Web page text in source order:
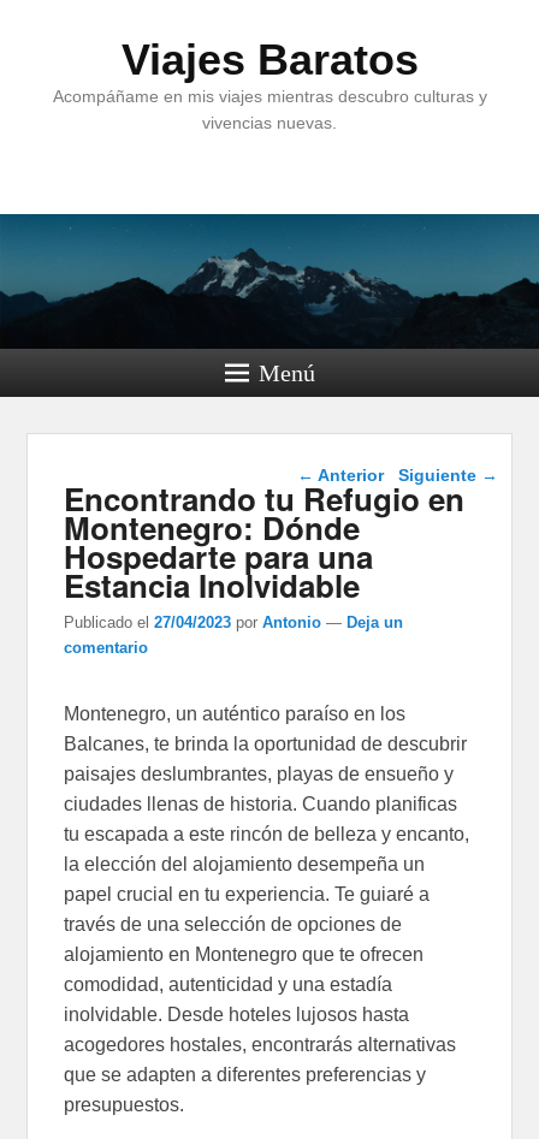
Viajes Baratos
Acompáñame en mis viajes mientras descubro culturas y
vivencias nuevas.
Menú
Navegación de
entradas
← Anterior Siguiente →
Encontrando tu Refugio en
Montenegro: Dónde
Hospedarte para una
Estancia Inolvidable
Publicado el 27/04/2023 porAntonio —Deja un
comentario
Montenegro, un auténtico paraíso en los
Balcanes, te brinda la oportunidad de descubrir
paisajes deslumbrantes, playas de ensueño y
ciudades llenas de historia. Cuando planificas
tu escapada a este rincón de belleza y encanto,
la elección del alojamiento desempeña un
papel crucial en tu experiencia. Te guiaré a
través de una selección de opciones de
alojamiento en Montenegro que te ofrecen
comodidad, autenticidad y una estadía
inolvidable. Desde hoteles lujosos hasta
acogedores hostales, encontrarás alternativas
que se adapten a diferentes preferencias y
presupuestos.